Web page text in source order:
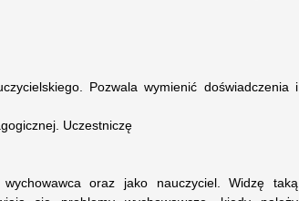
Pozwala wymienić doświadczenia i
Uczestniczę
oraz jako nauczyciel. Widzę taką